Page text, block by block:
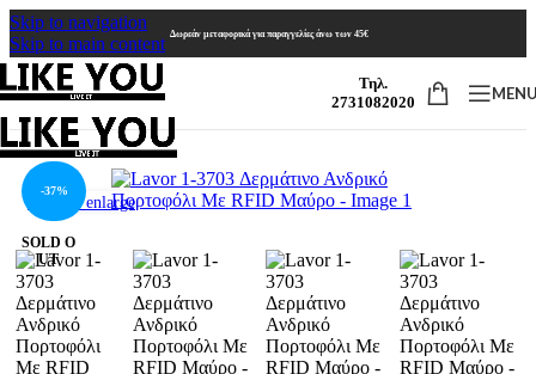
Skip to navigation
Skip to main content Δωρεάν μεταφορικά για παραγγελίες άνω των 45€
Τηλ.
2731082020
-37%
SOLD O
UT
Click to enlarge